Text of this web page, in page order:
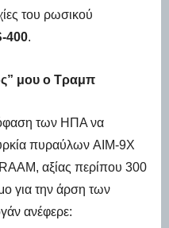
του ρωσικού
400.
μου ο Τραμπ
των ΗΠΑ να
πυραύλων AIM-9X
αξίας περίπου 300
για την άρση των
ανέφερε: